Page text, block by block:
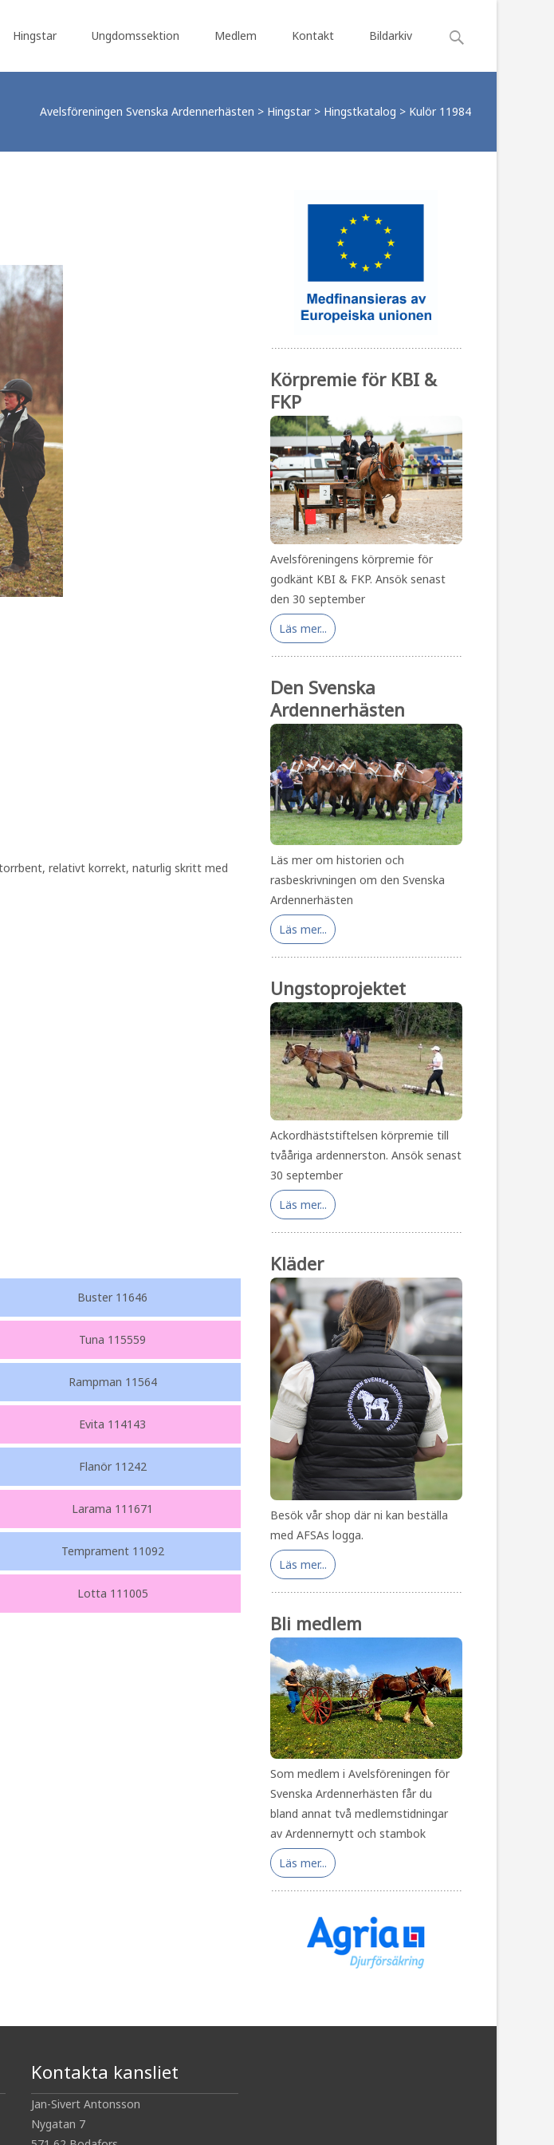
Hingstar Ungdomssektion Medlem Kontakt Bildarkiv
Search
Avelsföreningen Svenska Ardennerhästen > Hingstar > Hingstkatalog > Kulör 11984
relativt korrekt, naturlig skritt med
Buster 11646
Tuna 115559
Rampman 11564
Evita 114143
Flanör 11242
Larama 111671
Temprament 11092
Lotta 111005
Körpremie för KBI &
FKP
Avelsföreningens körpremie för
godkänt KBI & FKP. Ansök senast
den 30 september
Läs mer...
Den Svenska
Ardennerhästen
Läs mer om historien och
rasbeskrivningen om den Svenska
Ardennerhästen
Läs mer...
Ungstoprojektet
Ackordhäststiftelsen körpremie till
tvååriga ardennerston. Ansök senast
30 september
Läs mer...
Kläder
Besök vår shop där ni kan beställa
med AFSAs logga.
Läs mer...
Bli medlem
Som medlem i Avelsföreningen för
Svenska Ardennerhästen får du
bland annat två medlemstidningar
av Ardennernytt och stambok
Läs mer...
Kontakta kansliet
Jan-Sivert Antonsson
Nygatan 7